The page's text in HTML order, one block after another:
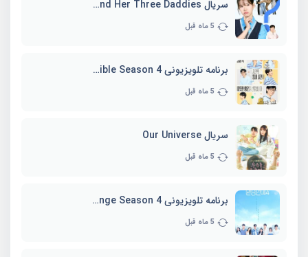
سریال Marie and Her Three Daddies
5 ماه قبل
برنامه تلویزیونی Whenever Possible Season 4
5 ماه قبل
سریال Our Universe
5 ماه قبل
برنامه تلویزیونی EXchange Season 4
5 ماه قبل